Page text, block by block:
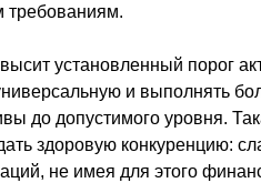
требованиям.
установленный порог
и выполнять
до допустимого уровня.
здоровую конкуренцию:
не имея для этого